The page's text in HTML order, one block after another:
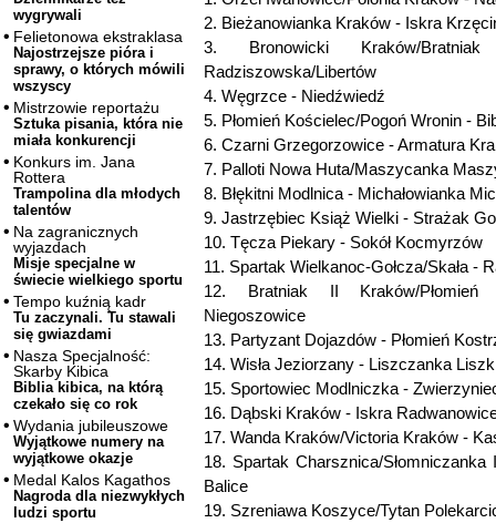
wygrywali
Felietonowa ekstraklasa
Najostrzejsze pióra i
sprawy, o których mówili
wszyscy
Mistrzowie reportażu
Sztuka pisania, która nie
miała konkurencji
Konkurs im. Jana
Rottera
Trampolina dla młodych
talentów
Na zagranicznych
wyjazdach
Misje specjalne w
świecie wielkiego sportu
Tempo kuźnią kadr
Tu zaczynali. Tu stawali
się gwiazdami
Nasza Specjalność:
Skarby Kibica
Biblia kibica, na którą
czekało się co rok
Wydania jubileuszowe
Wyjątkowe numery na
wyjątkowe okazje
Medal Kalos Kagathos
Nagroda dla niezwykłych
ludzi sportu
2. Bieżanowianka Kraków - Iskra
3. Bronowicki Kraków/
Radziszowska/Libertów
4. Węgrzce - Niedźwiedź
5. Płomień Kościelec/Pogoń Wronin -
6. Czarni Grzegorzowice - Armatura
7. Palloti Nowa Huta/Maszycanka
8. Błękitni Modlnica - Michałowianka
9. Jastrzębiec Książ Wielki - Strażak
10. Tęcza Piekary - Sokół Kocmyrzów
11. Spartak Wielkanoc-Gołcza/Skała -
12. Bratniak II Kraków/Płomień
Niegoszowice
13. Partyzant Dojazdów - Płomień
14. Wisła Jeziorzany - Liszczanka
15. Sportowiec Modlniczka -
16. Dąbski Kraków - Iskra
17. Wanda Kraków/Victoria Kraków -
18. Spartak Charsznica/
Balice
19. Szreniawa Koszyce/Tytan